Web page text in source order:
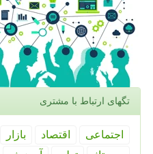
تگهای ارتباط با مشتری
اجتماعی اقتصاد بازار